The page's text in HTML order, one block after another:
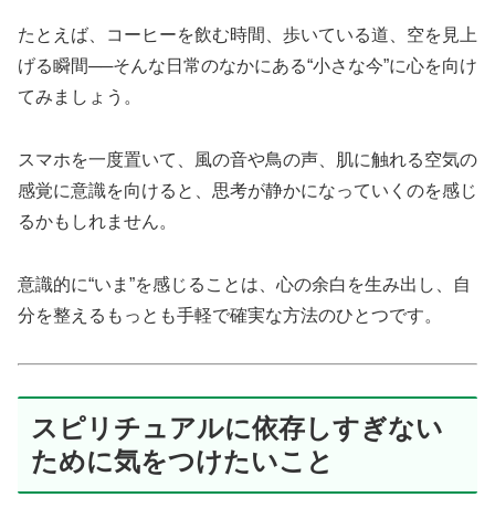
たとえば、コーヒーを飲む時間、歩いている道、空を見上
げる瞬間──そんな日常のなかにある“小さな今”に心を向け
てみましょう。
スマホを一度置いて、風の音や鳥の声、肌に触れる空気の
感覚に意識を向けると、思考が静かになっていくのを感じ
るかもしれません。
意識的に“いま”を感じることは、心の余白を生み出し、自
分を整えるもっとも手軽で確実な方法のひとつです。
スピリチュアルに依存しすぎない
ために気をつけたいこと